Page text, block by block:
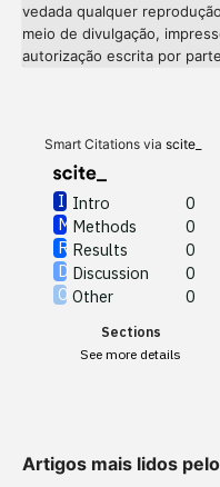
vedada qualquer
meio de divulgação,
autorização escrita por parte
Smart Citations via scite_
Intro
0
Methods
0
Results
0
Discussion
0
Other
0
Sections
See more details
Artigos mais lidos